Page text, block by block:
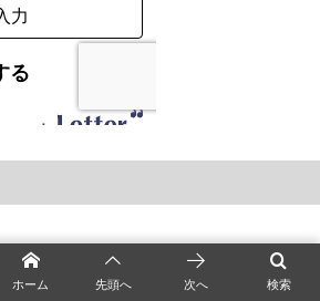
検索
ホーム 先頭へ 次へ